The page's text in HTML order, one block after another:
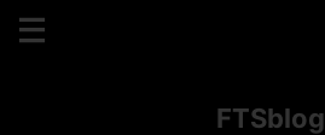
FTSblog